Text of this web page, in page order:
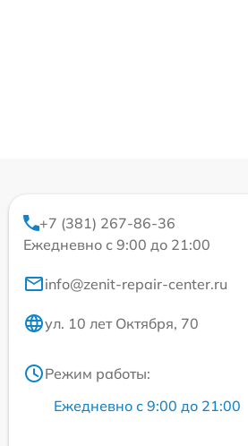
+7 (381) 267-86-36
Ежедневно с 9:00 до 21:00
info@zenit-repair-center.ru
ул. 10 лет Октября, 70
Режим работы:
Ежедневно с 9:00 до 21:00